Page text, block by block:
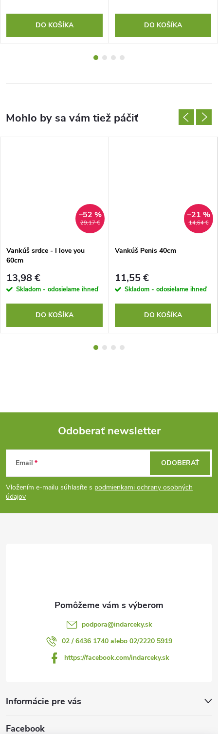
DO KOŠÍKA DO KOŠÍKA
29,17 €
–52 %
Vankúš srdce - I love you
60cm
13,98 €
Skladom - odosielame ihneď
DO KOŠÍKA
14,64 €
–21 %
Vankúš Penis 40cm
11,55 €
Skladom - odosielame ihneď
DO KOŠÍKA
Z
á
p
Odoberať newsletter
Email
Vložením e-mailu súhlasíte s podmienkami ochrany osobných
údajov
ODOBERAŤ
podpora@indarceky.sk
02 / 6436 1740 alebo 02/2220 5919
https://facebook.com/indarceky.sk
Informácie pre vás
Facebook